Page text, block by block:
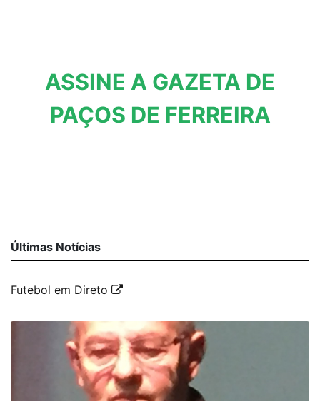
ASSINE A GAZETA DE
PAÇOS DE FERREIRA
Últimas Notícias
Futebol em Direto